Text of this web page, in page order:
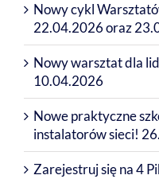
Nowy cykl
22.04.2026 oraz
Nowy warsztat dla
10.04.2026
Nowe praktyczne
instalatorów sieci!
Zarejestruj się na 4